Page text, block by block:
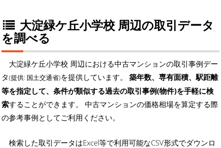
大淀緑ケ丘小学校 周辺の取引データ
を調べる
大淀緑ケ丘小学校 周辺における中古マンションの取引事例デー
タ(提供: 国土交通省)を提供しています。 築年数、専有面積、駅距離
等を指定して、条件が類似する過去の取引事例(物件)を手軽に検
索することができます。 中古マンションの価格相場を算定する際
の参考事例としてご利用ください。
検索した取引データはExcel等で利用可能なCSV形式でダウンロ